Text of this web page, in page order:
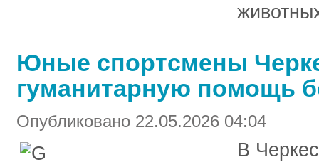
Юные спортсмены
гуманитарную помощь
Опубликовано 22.05.2026 04:04
В